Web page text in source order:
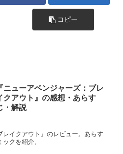
コピー
『ニューアベンジャーズ：ブレ
クアウト』の感想・あらす
・解説
レイクアウト』のレビュー。あらす
クを紹介。